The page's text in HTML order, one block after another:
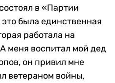
в «Партии
была единственная
работала на
меня воспитал мой дед
он привил мне
ветераном войны,